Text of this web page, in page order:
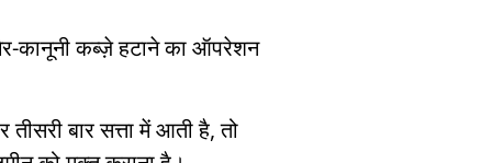
कानूनी कब्ज़े हटाने का ऑपरेशन
बार सत्ता में आती है, तो